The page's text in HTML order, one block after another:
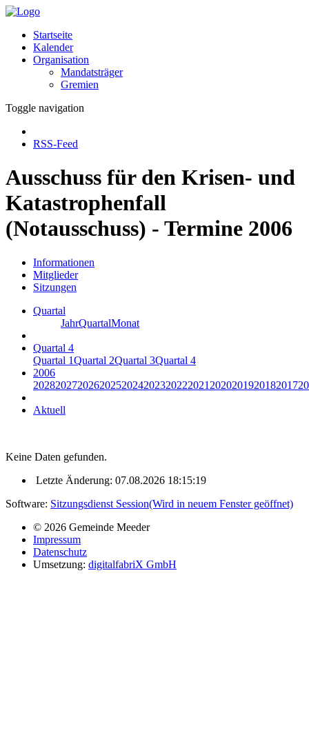
Startseite
Kalender
Organisation
Mandatsträger
Gremien
Toggle navigation
RSS-Feed
Ausschuss für den Krisen- und
Katastrophenfall
(Notausschuss) - Termine 2006
Informationen
Mitglieder
Sitzungen
Quartal
JahrQuartalMonat
Quartal 4
Quartal 1Quartal 2Quartal 3Quartal 4
2006
20282027202620252024202320222021 2020201920182017
Aktuell
Keine Daten gefunden.
Letzte Änderung: 07.08.2026 18:15:19
Software: Sitzungsdienst Session(Wird in neuem Fenster geöffnet)
© 2026 Gemeinde Meeder
Impressum
Datenschutz
Umsetzung: digitalfabriX GmbH